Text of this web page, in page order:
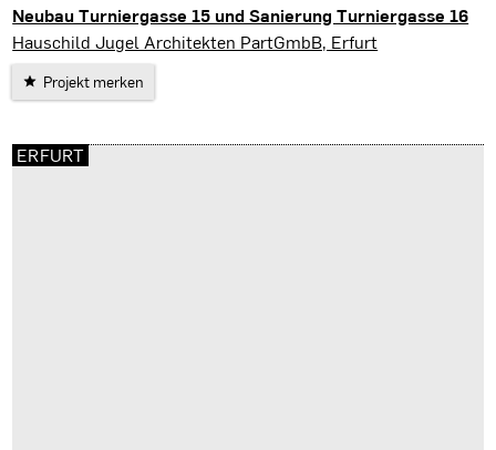
Neubau Turniergasse 15 und Sanierung Turniergasse 16
Erfurt
Hauschild Jugel Architekten PartGmbB, Erfurt
Projekt merken
ERFURT